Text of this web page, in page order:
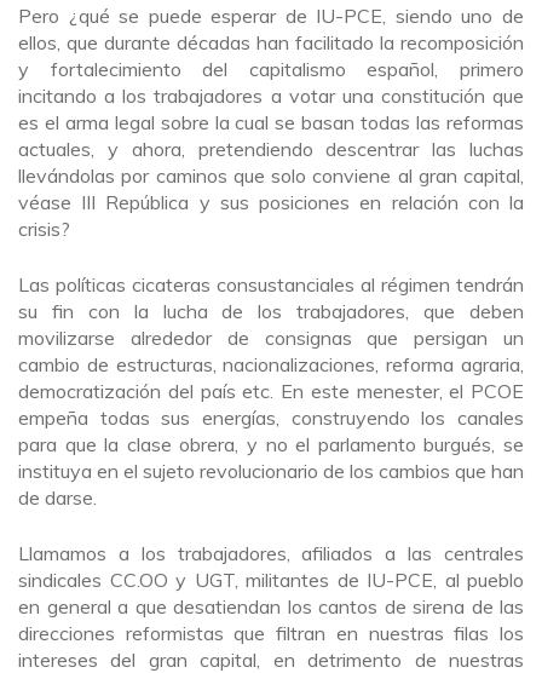
Pero ¿qué se puede esperar de IU-PCE, siendo uno de
ellos, que durante décadas han facilitado la recomposición
y fortalecimiento del capitalismo español, primero
incitando a los trabajadores a votar una constitución que
es el arma legal sobre la cual se basan todas las reformas
actuales, y ahora, pretendiendo descentrar las luchas
llevándolas por caminos que solo conviene al gran capital,
véase III República y sus posiciones en relación con la
crisis?
Las políticas cicateras consustanciales al régimen tendrán
su fin con la lucha de los trabajadores, que deben
movilizarse alrededor de consignas que persigan un
cambio de estructuras, nacionalizaciones, reforma agraria,
democratización del país etc. En este menester, el PCOE
empeña todas sus energías, construyendo los canales
para que la clase obrera, y no el parlamento burgués, se
instituya en el sujeto revolucionario de los cambios que han
de darse.
Llamamos a los trabajadores, afiliados a las centrales
sindicales CC.OO y UGT, militantes de IU-PCE, al pueblo
en general a que desatiendan los cantos de sirena de las
direcciones reformistas que filtran en nuestras filas los
intereses del gran capital, en detrimento de nuestras